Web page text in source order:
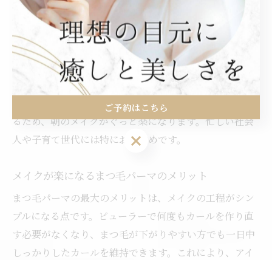
りと立ち上げるデザインを選ぶことで、まつ毛が自然に
カールし、マスカラなしでもはっきりとした印象を与え
られるのが特徴です。
さらに、まつ毛パーマの持続期間は約1〜1.5ヶ月ほどと
されており、毎日のメイクの手間を省くことができま
す。施術直後はもちろん、時間が経過してもカールが残
るため、朝のメイクがぐっと楽になります。忙しい社会
人や子育て世代には特におすすめです。
メイクが楽になるまつ毛パーマのメリット
まつ毛パーマの最大のメリットは、メイクの工程がシン
プルになる点です。ビューラーで何度もカールを作り直
す必要がなくなり、まつ毛が下がりやすい方でも一日中
しっかりしたカールを維持できます。これにより、アイ
ご予約はこちら
ご予約はこちら